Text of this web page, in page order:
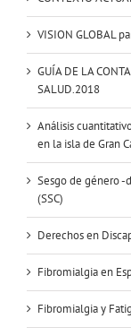
VISION GLOBAL
GUÍA DE LA
SALUD.2018
Análisis
en la isla de Gran
Sesgo de género
(SSC)
Derechos en
Fibromialgia en
Fibromialgia y